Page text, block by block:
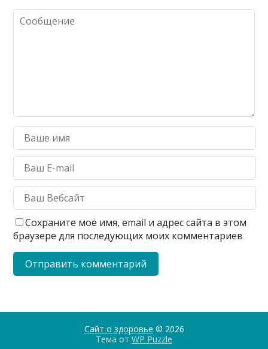
Сохраните моё имя, email и адрес сайта в этом
браузере для последующих моих комментариев
Сайт о здоровье © 2026
Тема от WP Puzzle